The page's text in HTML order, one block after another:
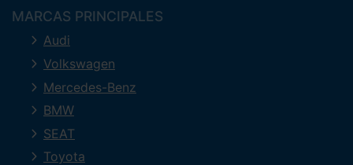
MARCAS PRINCIPALES
Audi
Volkswagen
Mercedes-Benz
BMW
SEAT
Toyota